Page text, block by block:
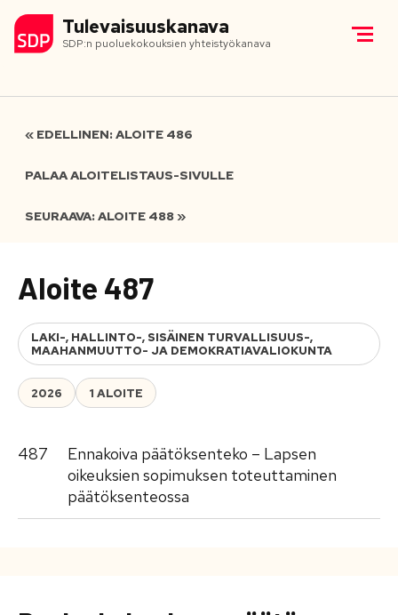
Tulevaisuuskanava
SDP:n puoluekokouksien yhteistyökanava
« EDELLINEN: ALOITE 486
PALAA ALOITELISTAUS-SIVULLE
SEURAAVA: ALOITE 488 »
Aloite 487
LAKI-, HALLINTO-, SISÄINEN TURVALLISUUS-,
MAAHANMUUTTO- JA DEMOKRATIAVALIOKUNTA
2026 1 ALOITE
487
Ennakoiva päätöksenteko – Lapsen
oikeuksien sopimuksen toteuttaminen
päätöksenteossa